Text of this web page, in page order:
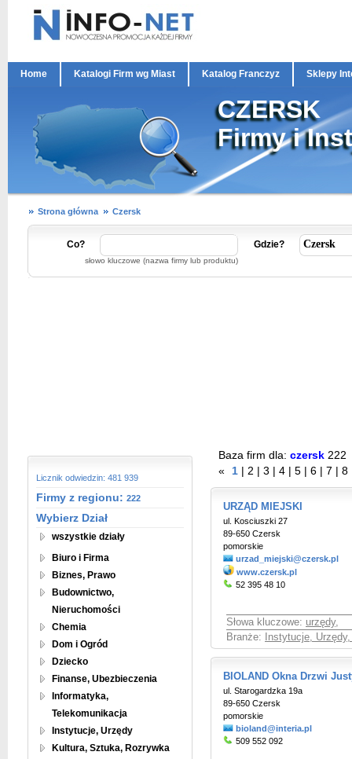
Home Katalogi Firm wg Miast Katalog Franczyz Sklepy
CZERSK
Firmy i
Strona główna Czersk
Co?
słowo kluczowe (nazwa firmy lub produktu)
Gdzie?
Licznik odwiedzin: 481 939
Firmy z regionu: 222
Wybierz Dział
wszystkie działy
Biuro i Firma
Biznes, Prawo
Budownictwo,
Nieruchomości
Chemia
Dom i Ogród
Dziecko
Finanse, Ubezbieczenia
Informatyka,
Telekomunikacja
Instytucje, Urzędy
Kultura, Sztuka, Rozrywka
Baza firm dla: czersk 222
«
1 2 3 4 5 6 7 8
URZĄD MIEJSKI
ul. Kosciuszki 27
89-650 Czersk
pomorskie
urzad_miejski@czersk.pl
www.czersk.pl
52 395 48 10
Słowa kluczowe: urzędy,
Branże:
Instytucje,
BIOLAND Okna Drzwi
ul. Starogardzka 19a
89-650 Czersk
pomorskie
bioland@interia.pl
509 552 092